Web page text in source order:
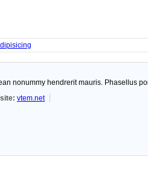
nonummy hendrerit mauris. Phasellus
vtem.net